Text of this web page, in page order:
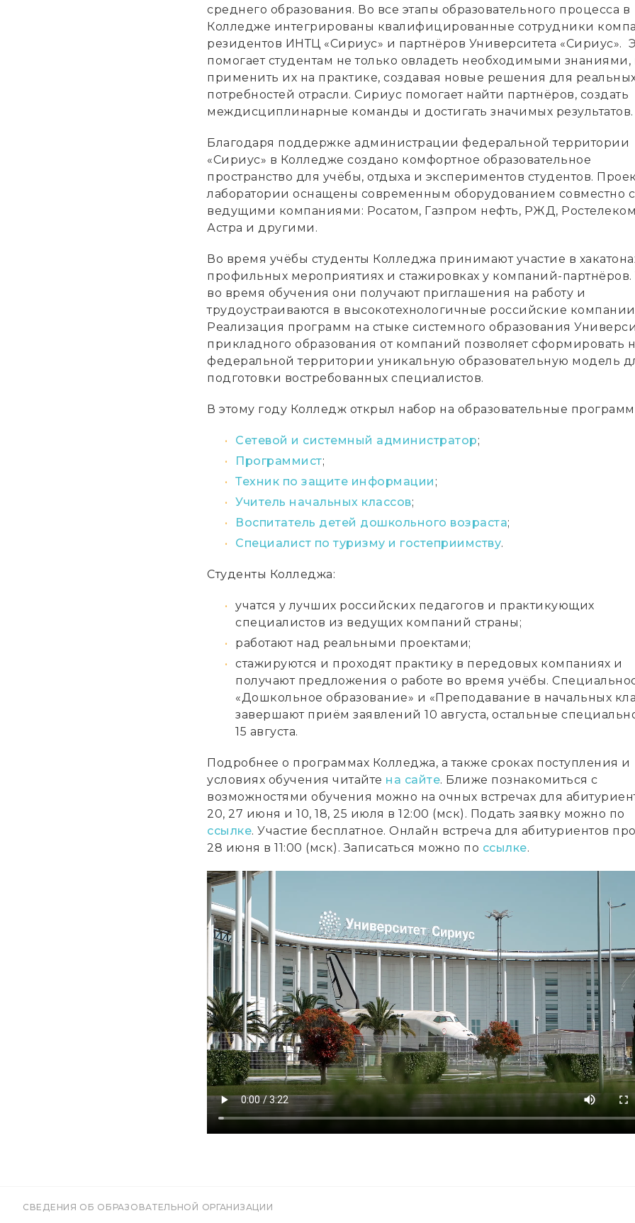
среднего образования. Во все этапы образовательного процесса в
Колледже интегрированы квалифицированные сотрудники
резидентов ИНТЦ «Сириус» и партнёров Университета «Сириус».
помогает студентам не только овладеть необходимыми знаниями,
применить их на практике, создавая новые решения для
потребностей отрасли. Сириус помогает найти партнёров, создать
междисциплинарные команды и достигать значимых результатов.
Благодаря поддержке администрации федеральной территории
«Сириус» в Колледже создано комфортное образовательное
пространство для учёбы, отдыха и экспериментов студентов.
лаборатории оснащены современным оборудованием совместно с
ведущими компаниями: Росатом, Газпром нефть, РЖД,
Астра и другими.
Во время учёбы студенты Колледжа принимают участие в
профильных мероприятиях и стажировках у компаний-партнёров.
во время обучения они получают приглашения на работу и
трудоустраиваются в высокотехнологичные российские
Реализация программ на стыке системного образования
прикладного образования от компаний позволяет сформировать
федеральной территории уникальную образовательную модель
подготовки востребованных специалистов.
В этому году Колледж открыл набор на образовательные
Сетевой и системный администратор;
Программист;
Техник по защите информации ;
Учитель начальных классов;
Воспитатель детей дошкольного возраста;
Специалист по туризму и гостеприимству.
Студенты Колледжа:
учатся у лучших российских педагогов и практикующих
специалистов из ведущих компаний страны;
работают над реальными проектами;
стажируются и проходят практику в передовых компаниях и
получают предложения о работе во время учёбы.
«Дошкольное образование» и «Преподавание в начальных
завершают приём заявлений 10 августа, остальные
15 августа.
Подробнее о программах Колледжа, а также сроках поступления и
условиях обучения читайте на сайте. Ближе познакомиться с
возможностями обучения можно на очных встречах для
20, 27 июня и 10, 18, 25 июля в 12:00 (мск). Подать заявку можно по
ссылке. Участие бесплатное. Онлайн встреча для абитуриентов
28 июня в 11:00 (мск). Записаться можно по ссылке.
СВЕДЕНИЯ ОБ ОБРАЗОВАТЕЛЬНОЙ ОРГАНИЗАЦИИ